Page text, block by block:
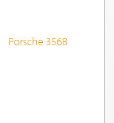
Porsche 356B